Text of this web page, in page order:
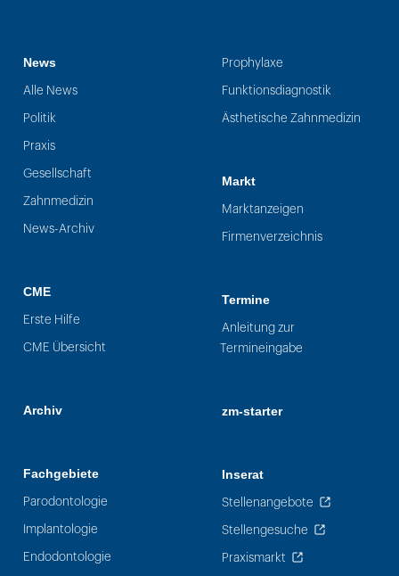
News
Alle News
Politik
Praxis
Gesellschaft
Zahnmedizin
News-Archiv
CME
Erste Hilfe
CME Übersicht
Archiv
Fachgebiete
Parodontologie
Implantologie
Endodontologie
Prophylaxe
Funktionsdiagnostik
Ästhetische Zahnmedizin
Markt
Marktanzeigen
Firmenverzeichnis
Termine
Anleitung zur
Termineingabe
zm-starter
Inserat
Stellenangebote
Stellengesuche
Praxismarkt